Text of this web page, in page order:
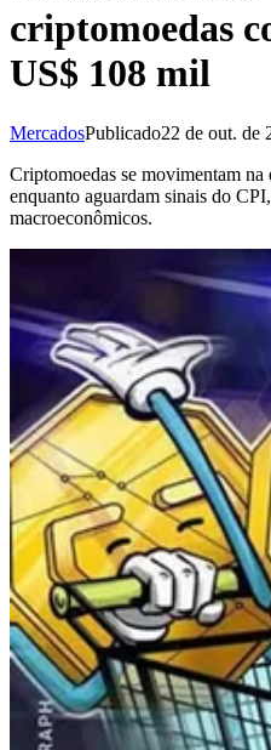
criptomoedas
US$ 108 mil
MercadosPublicado22 de out. de
Criptomoedas se movimentam na
enquanto aguardam sinais do
macroeconômicos.